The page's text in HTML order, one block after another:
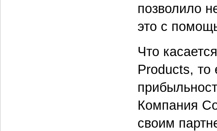
позволило
это с
Что
Products, то
Компания
своим